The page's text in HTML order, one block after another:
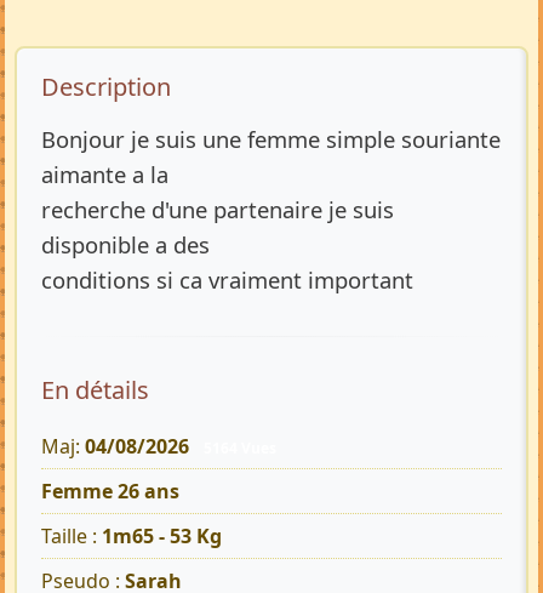
Description de l’annonce
Description
Bonjour je suis une femme simple souriante
aimante a la
recherche d'une partenaire je suis
disponible a des
conditions si ca vraiment important
En détails
Maj: 04/08/2026
Femme 26 ans
Taille : 1m65 - 53 Kg
Pseudo : Sarah